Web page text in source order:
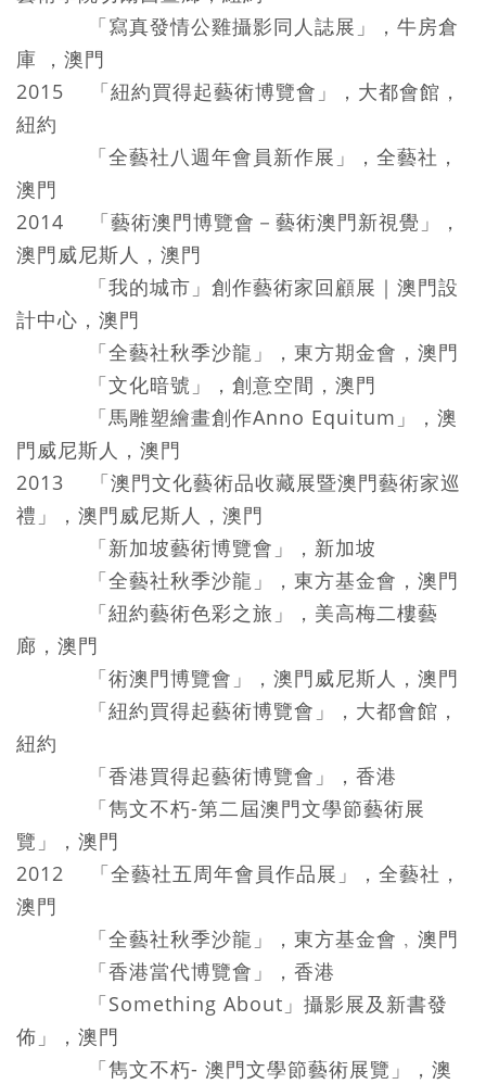
「寫真發情公雞攝影同人誌展」，牛房倉
庫 ，澳門
2015 「紐約買得起藝術博覽會」，大都會館，
紐約
「全藝社八週年會員新作展」，全藝社，
澳門
2014 「藝術澳門博覽會－藝術澳門新視覺」，
澳門威尼斯人，澳門
「我的城市」創作藝術家回顧展｜澳門設
計中心，澳門
「全藝社秋季沙龍」，東方期金會，澳門
「文化暗號」，創意空間，澳門
「馬雕塑繪畫創作Anno Equitum」，澳
門威尼斯人，澳門
2013 「澳門文化藝術品收藏展暨澳門藝術家巡
禮」，澳門威尼斯人，澳門
「新加坡藝術博覽會」，新加坡
「全藝社秋季沙龍」，東方基金會，澳門
「紐約藝術色彩之旅」，美高梅二樓藝
廊，澳門
「術澳門博覽會」，澳門威尼斯人，澳門
「紐約買得起藝術博覽會」，大都會館，
紐約
「香港買得起藝術博覽會」，香港
「雋文不朽-第二屆澳門文學節藝術展
覽」，澳門
2012 「全藝社五周年會員作品展」，全藝社，
澳門
「全藝社秋季沙龍」，東方基金會﹐澳門
「香港當代博覽會」，香港
「Something About」攝影展及新書發
佈」，澳門
「雋文不朽- 澳門文學節藝術展覽」，澳